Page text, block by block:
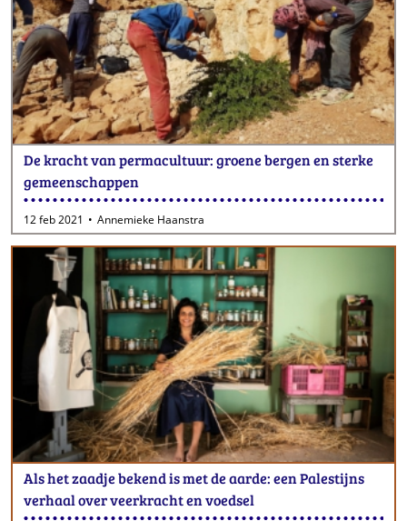
De kracht van permacultuur: groene bergen en sterke
gemeenschappen
12 feb 2021 Annemieke Haanstra
Als het zaadje bekend is met de aarde: een Palestijns
verhaal over veerkracht en voedsel